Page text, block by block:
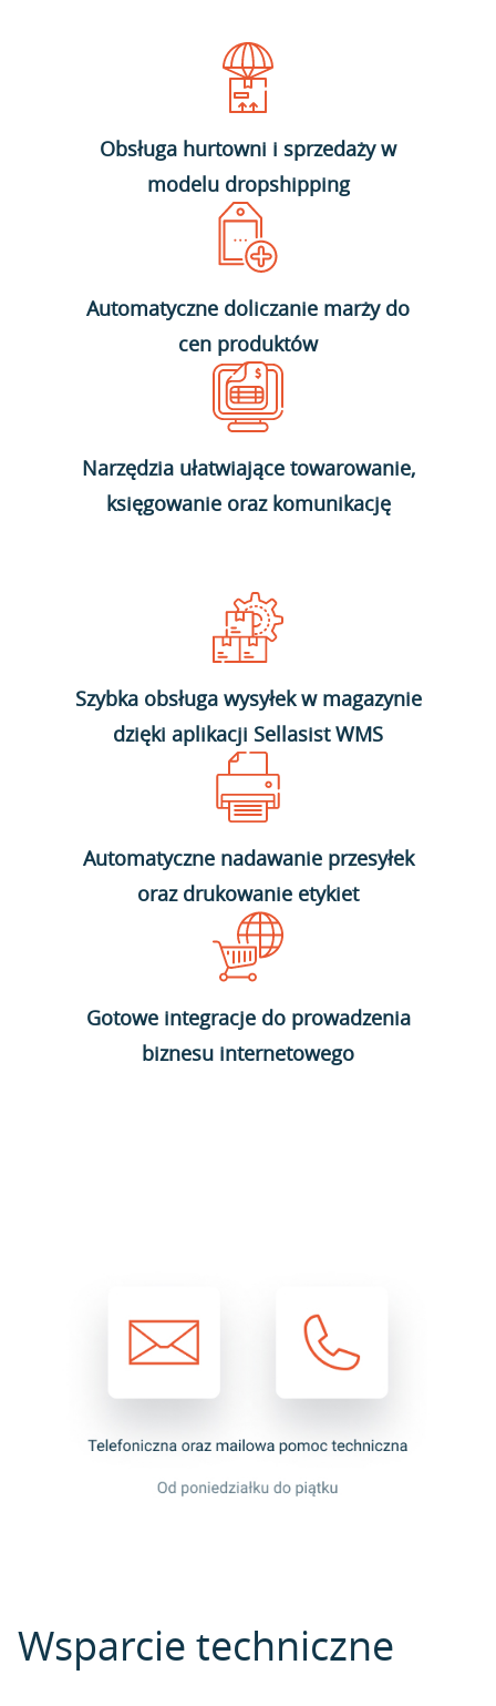
Obsługa hurtowni i sprzedaży w
modelu dropshipping
Automatyczne doliczanie marży do
cen produktów
Narzędzia ułatwiające towarowanie,
księgowanie oraz komunikację
Szybka obsługa wysyłek w magazynie
dzięki aplikacji Sellasist WMS
Automatyczne nadawanie przesyłek
oraz drukowanie etykiet
Gotowe integracje do prowadzenia
biznesu internetowego
Wsparcie techniczne